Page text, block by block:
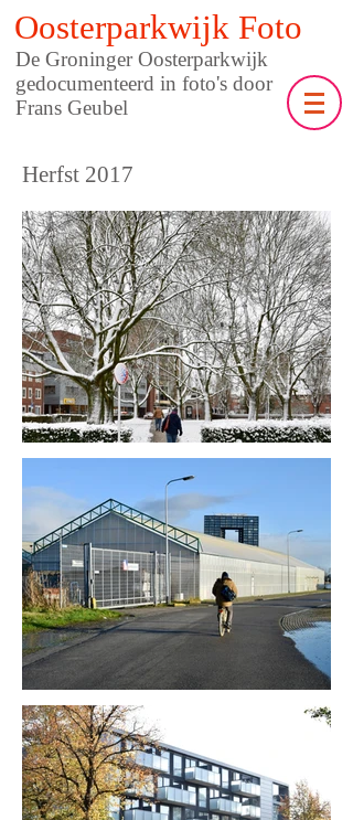
Oosterparkwijk Foto
De Groninger Oosterparkwijk
gedocumenteerd in foto's door
Frans Geubel
Herfst 2017